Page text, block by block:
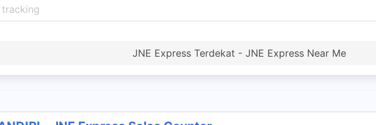
JNE Express Terdekat - JNE Express Near Me